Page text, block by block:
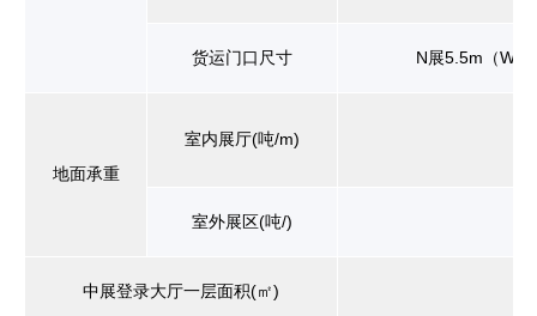
货运门口尺寸 N展5.5m（W
地面承重
室内展厅(吨/m)
室外展区(吨/)
中展登录大厅一层面积(㎡)